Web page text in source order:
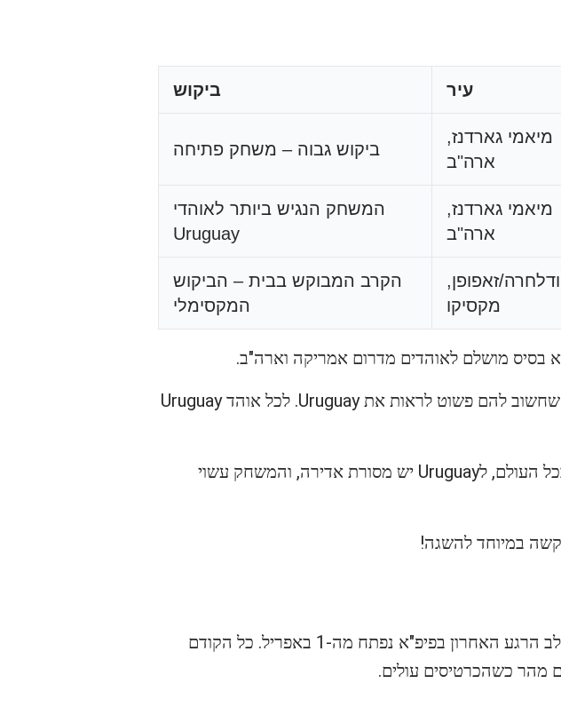
עיר ביקוש
מיאמי גארדנז,
ארה"ב
ביקוש גבוה – משחק פתיחה
מיאמי גארדנז,
ארה"ב
המשחק הנגיש ביותר לאוהדי
Uruguay
זאפופן,
מקסיקו
הקרב המבוקש בבית – הביקוש
המקסימלי
בסיס מושלם לאוהדים מדרום אמריקה וארה"ב.
– המשחק הכי קל להשגה עבור אוהדים שחשוב להם פשוט לראות את Uruguay. לכל אוהד Uruguay
– הביקוש הכי גבוה לבית! לספרד יש קהל בכל העולם, לUruguay יש מסורת אדירה, והמשחק עשוי
במיוחד להשגה!
זה המקום הראשון לבדוק בו כרטיסים רגילים לUruguay. במאי 2026, שלב הרגע האחרון בפיפ"א נפתח מה-1 באפריל. כל הקודם
מהר כשהכרטיסים עולים.